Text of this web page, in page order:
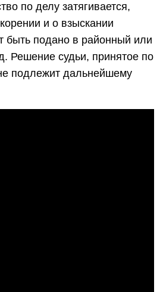
по делу затягивается,
и о взыскании
быть подано в районный или
Решение судьи, принятое по
подлежит дальнейшему